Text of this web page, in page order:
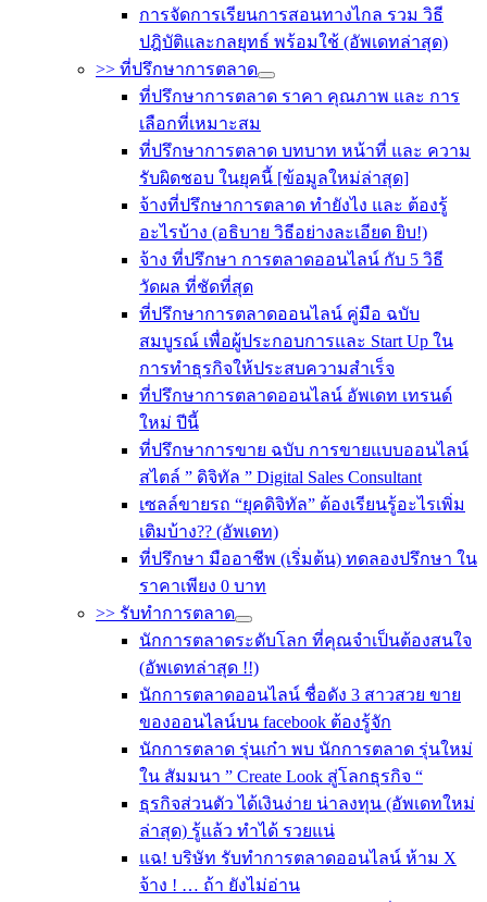
การจัดการเรียนการสอนทางไกล รวม วิธี
ปฎิบัติและกลยุทธ์ พร้อมใช้ (อัพเดทล่าสุด)
>> ที่ปรึกษาการตลาด
ที่ปรึกษาการตลาด ราคา คุณภาพ และ การ
เลือกที่เหมาะสม
ที่ปรึกษาการตลาด บทบาท หน้าที่ และ ความ
รับผิดชอบ ในยุคนี้ [ข้อมูลใหม่ล่าสุด]
จ้างที่ปรึกษาการตลาด ทำยังไง และ ต้องรู้
อะไรบ้าง (อธิบาย วิธีอย่างละเอียด ยิบ!)
จ้าง ที่ปรึกษา การตลาดออนไลน์ กับ 5 วิธี
วัดผล ที่ชัดที่สุด
ที่ปรึกษาการตลาดออนไลน์ คู่มือ ฉบับ
สมบูรณ์ เพื่อผู้ประกอบการและ Start Up ใน
การทำธุรกิจให้ประสบความสำเร็จ
ที่ปรึกษาการตลาดออนไลน์ อัพเดท เทรนด์
ใหม่ ปีนี้
ที่ปรึกษาการขาย ฉบับ การขายแบบออนไลน์
สไตล์ ” ดิจิทัล ” Digital Sales Consultant
เซลล์ขายรถ “ยุคดิจิทัล” ต้องเรียนรู้อะไรเพิ่ม
เติมบ้าง?? (อัพเดท)
ที่ปรึกษา มืออาชีพ (เริ่มต้น) ทดลองปรึกษา ใน
ราคาเพียง 0 บาท
>> รับทำการตลาด
นักการตลาดระดับโลก ที่คุณจำเป็นต้องสนใจ
(อัพเดทล่าสุด !!)
นักการตลาดออนไลน์ ชื่อดัง 3 สาวสวย ขาย
ของออนไลน์บน facebook ต้องรู้จัก
นักการตลาด รุ่นเก๋า พบ นักการตลาด รุ่นใหม่
ใน สัมมนา ” Create Look สู่โลกธุรกิจ “
ธุรกิจส่วนตัว ได้เงินง่าย น่าลงทุน (อัพเดทใหม่
ล่าสุด) รู้แล้ว ทำได้ รวยแน่
แฉ! บริษัท รับทำการตลาดออนไลน์ ห้าม X
จ้าง ! … ถ้า ยังไม่อ่าน